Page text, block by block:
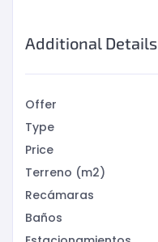
Additional Details
Offer
Type
Price
Terreno (m2)
Recámaras
Baños